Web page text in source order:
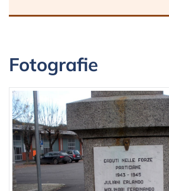
Fotografie